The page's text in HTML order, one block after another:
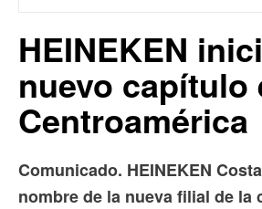
HEINEKEN
nuevo capítulo
Centroamérica
Comunicado. HEINEKEN
nombre de la nueva filial de la